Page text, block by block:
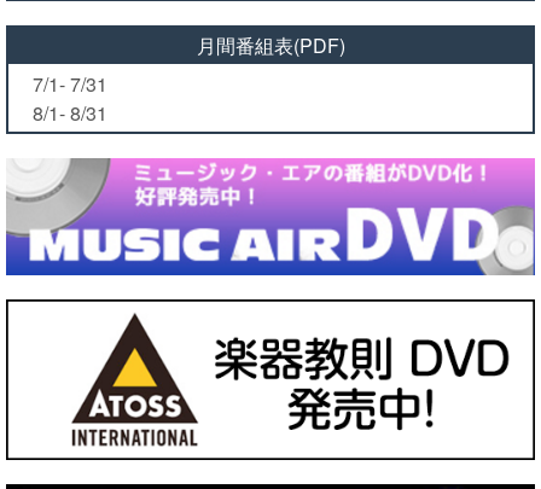
月間番組表(PDF)
7/1- 7/31
8/1- 8/31